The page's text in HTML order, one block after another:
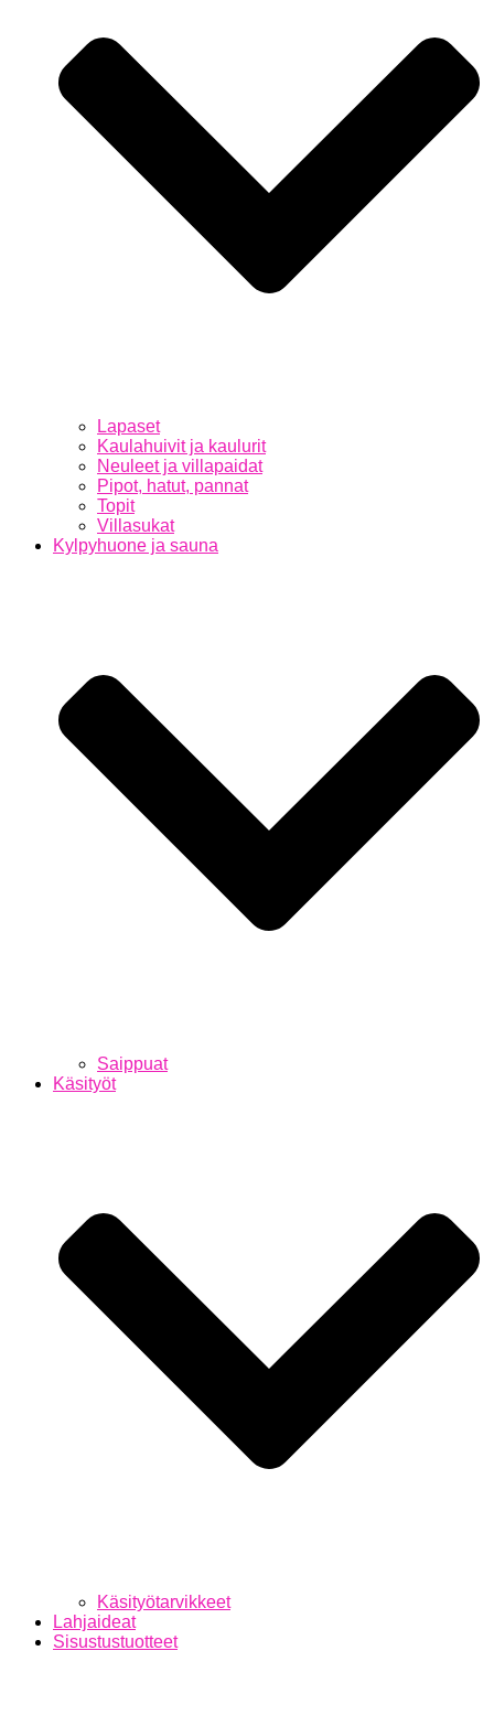
Lapaset
Kaulahuivit ja kaulurit
Neuleet ja villapaidat
Pipot, hatut, pannat
Topit
Villasukat
Kylpyhuone ja sauna
Saippuat
Käsityöt
Käsityötarvikkeet
Lahjaideat
Sisustustuotteet